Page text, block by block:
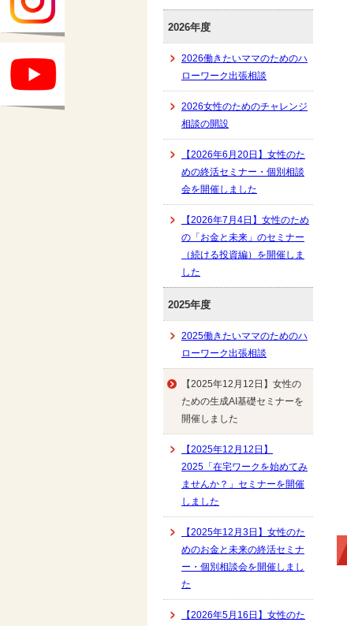
2026年度
2026働きたいママのためのハ
ローワーク出張相談
2026女性のためのチャレンジ
相談の開設
【2026年6月20日】女性のた
めの終活セミナー・個別相談
会を開催しました
【2026年7月4日】女性のため
の「お金と未来」のセミナー
（続ける投資編）を開催しま
した
2025年度
2025働きたいママのためのハ
ローワーク出張相談
【2025年12月12日】女性の
ための生成AI基礎セミナーを
開催しました
【2025年12月12日】
2025「在宅ワークを始めてみ
ませんか？」セミナーを開催
しました
【2025年12月3日】女性のた
めのお金と未来の終活セミナ
ー・個別相談会を開催しまし
た
【2026年5月16日】女性のた